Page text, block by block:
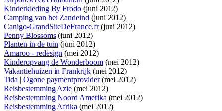
Kinderkleding By Frodo (juni 2012)
Camping van het Zandeind (juni 2012)
Canigo-GrandSiteDeFrance.fr(juni 2012)
Penny Blossoms (juni 2012)
Planten in de tuin (juni 2012)
Amaroo - redesign (mei 2012)
Kinderopvang de Wonderboom (mei 2012)
Vakantiehuizen in Frankrijk (mei 2012)
Tida | Ogone paymentprovider(mei 2012)
Reisbestemming Azie (mei 2012)
Reisbestemming Noord Amerika (mei 2012)
Reisbestemming Afrika (mei 2012)